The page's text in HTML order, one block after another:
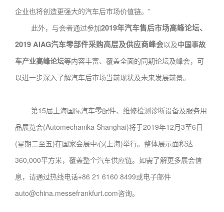
企业也将创造更强大的汽车后市场价值链。”
此外，与会者通过参加2019年汽车售后市场高峰论坛、
2019 AIAG汽车零部件采购高层及供应商峰会以及中国事故
车产业高峰论坛等内容丰富、覆盖全面的同期论坛及峰会，可
以进一步深入了解汽车后市场当前现状及未来发展前景。
第15届上海国际汽车零配件、维修检测诊断设备及服务用
品展览会(Automechanika Shanghai)将于2019年12月3至6日
(星期二至五)在国家会展中心(上海)举行。整体展示面积达
360,000平方米，覆盖整个汽车供应链。如需了解更多展会信
息，请通过热线电话+86 21 6160 8499或电子邮件
auto@china.messefrankfurt.com咨询。